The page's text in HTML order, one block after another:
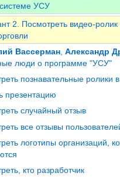
УСУ
2. Посмотреть видео-
Вассерман ,Александр
люди о программе "УСУ"
познавательные ролики
презентацию
случайный отзыв
все отзывы
логотипы организаций,
кто разработчик